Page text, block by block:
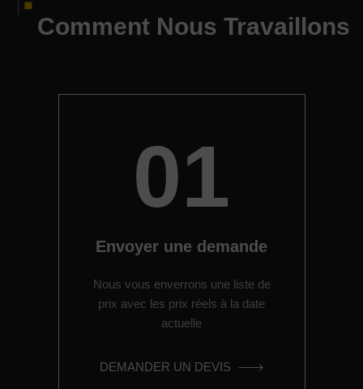
Comment Nous Travaillons
01
Envoyer une demande
Nous vous enverrons une liste de
prix avec les prix réels à la date
actuelle
DEMANDER UN DEVIS